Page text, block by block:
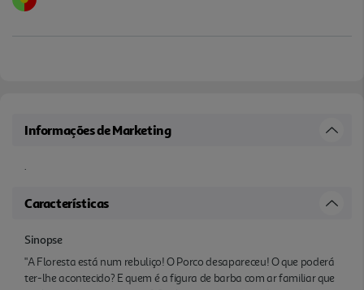
Informações de Marketing
.
Características
Sinopse
"A Floresta está num rebuliço! O Porco desapareceu! O que poderá
ter-lhe acontecido? E quem é a figura de barba com ar familiar que